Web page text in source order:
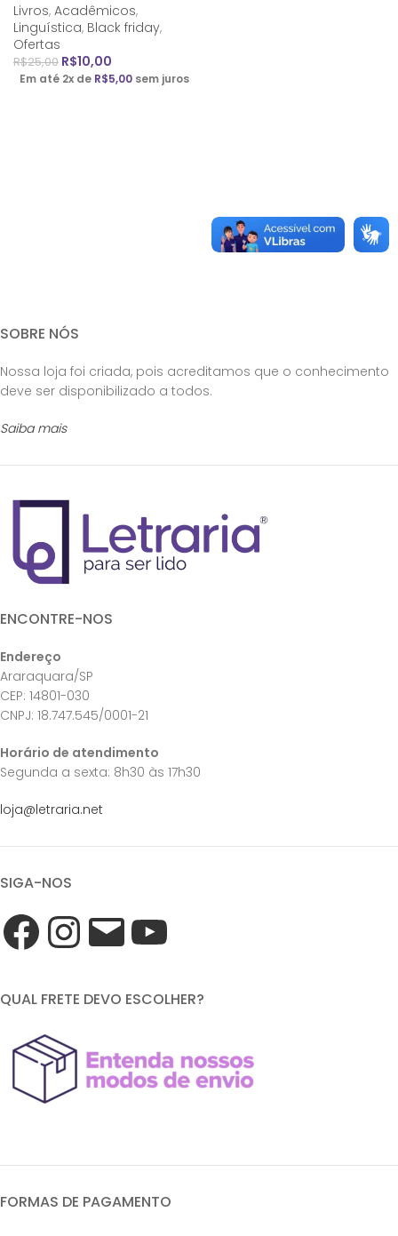
Livros, Acadêmicos,
Linguística, Black friday,
Ofertas
R$25,00 R$10,00
Em até 2x de R$5,00 sem juros
SOBRE NÓS
Nossa loja foi criada, pois acreditamos que o conhecimento
deve ser disponibilizado a todos.
Saiba mais
ENCONTRE-NOS
Endereço
Araraquara/SP
CEP: 14801-030
CNPJ: 18.747.545/0001-21
Horário de atendimento
Segunda a sexta: 8h30 às 17h30
loja@letraria.net
SIGA-NOS
QUAL FRETE DEVO ESCOLHER?
FORMAS DE PAGAMENTO